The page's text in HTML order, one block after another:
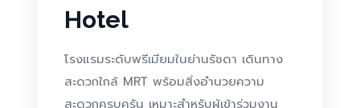
Hotel
โรงแรมระดับพรีเมียมในย่านรัชดา เดินทาง
สะดวกใกล้ MRT พร้อมสิ่งอำนวยความ
สะดวกครบครัน เหมาะสำหรับผู้เข้าร่วมงาน